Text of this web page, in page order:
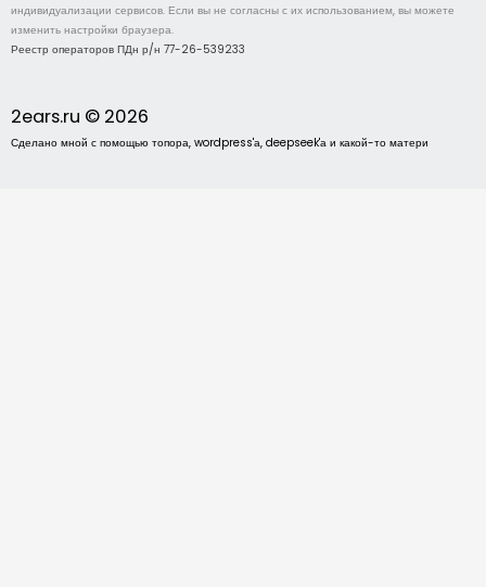
индивидуализации сервисов. Если вы не согласны с их использованием, вы можете
изменить настройки браузера.
Реестр операторов ПДн р/н 77-26-539233
2ears.ru © 2026
Сделано мной с помощью топора, wordpress'а, deepseek'а и какой-то матери